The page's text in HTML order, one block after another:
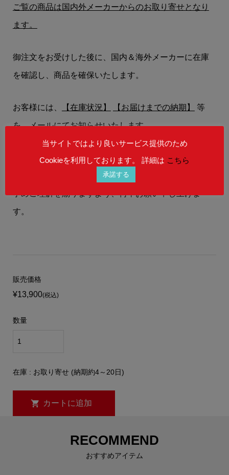
ご覧の商品は国内外メーカーからのお取り寄せとなり
ます。
御注文をお受けした後に、国内＆海外メーカーに在庫
を確認し、商品を確保いたします。
お客様には、 【在庫状況】 【お届けまでの納期】 等
を、メールにてお知らせいたします。
在庫状況によりましては、御注文後にご希望の商品を
ご用意することができない場合もございます。
予めご理解を賜りますよう、何卒お願い申し上げま
す。
販売価格
¥13,900(税込)
数量
在庫 : お取り寄せ (納期約4～20日)
RECOMMEND
おすすめアイテム
当サイトではより良いサービス提供のため
Cookieを利用しております。 詳細は こちら
承諾する